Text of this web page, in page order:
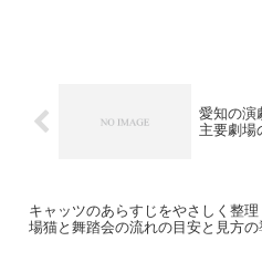
愛知の演
主要劇場
キャッツのあらすじをやさしく整理
場猫と舞踏会の流れの目安と見方の